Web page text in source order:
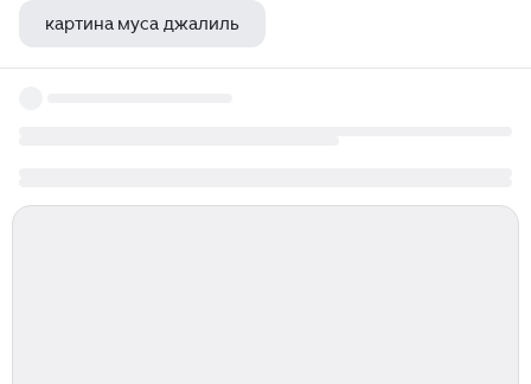
картина муса джалиль